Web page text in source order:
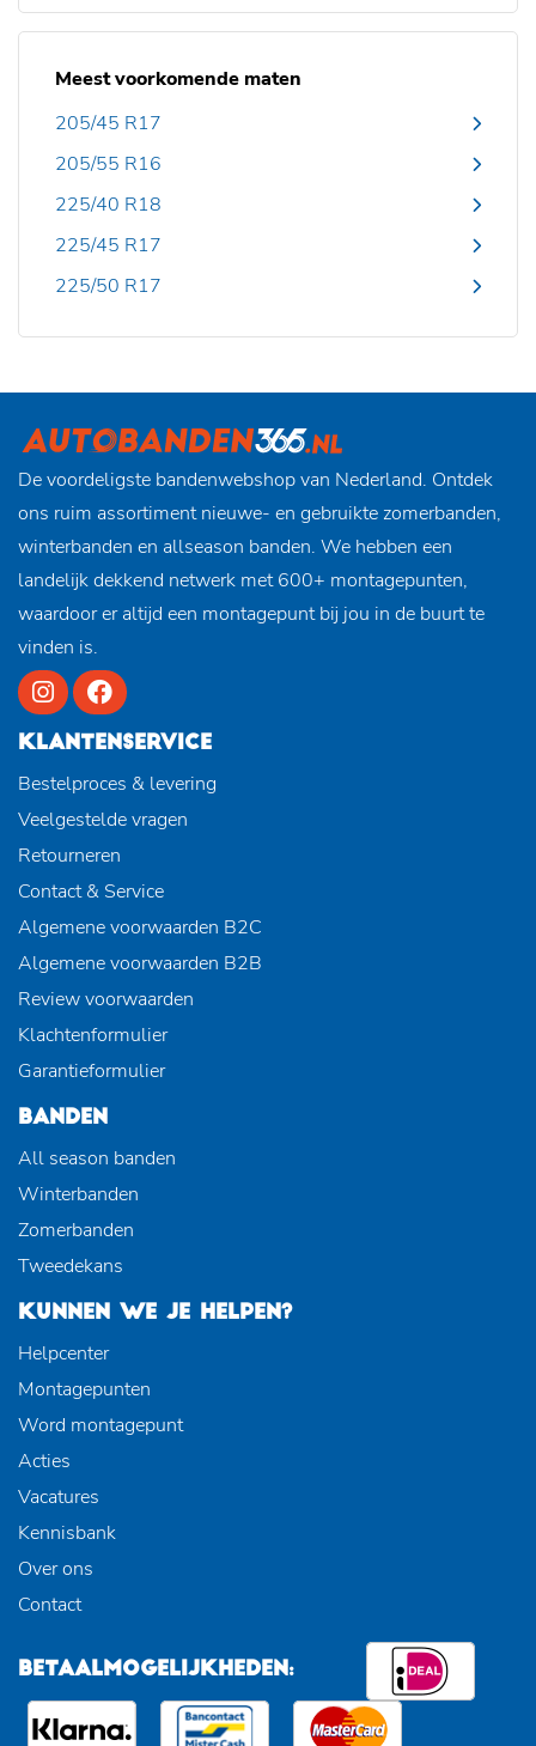
Meest voorkomende maten
205/45 R17
205/55 R16
225/40 R18
225/45 R17
225/50 R17
De voordeligste bandenwebshop van Nederland. Ontdek
ons ruim assortiment nieuwe- en gebruikte zomerbanden,
winterbanden en allseason banden. We hebben een
landelijk dekkend netwerk met 600+ montagepunten,
waardoor er altijd een montagepunt bij jou in de buurt te
vinden is.
KLANTENSERVICE
Bestelproces & levering
Veelgestelde vragen
Retourneren
Contact & Service
Algemene voorwaarden B2C
Algemene voorwaarden B2B
Review voorwaarden
Klachtenformulier
Garantieformulier
BANDEN
All season banden
Winterbanden
Zomerbanden
Tweedekans
KUNNEN WE JE HELPEN?
Helpcenter
Montagepunten
Word montagepunt
Acties
Vacatures
Kennisbank
Over ons
Contact
BETAALMOGELIJKHEDEN: